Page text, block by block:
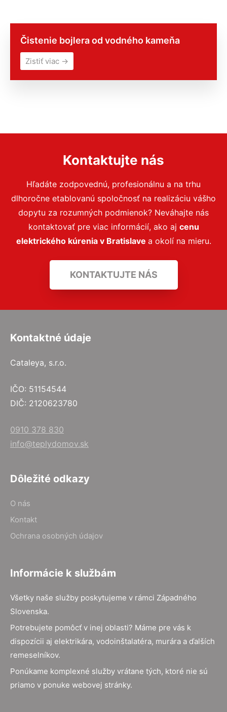
Čistenie bojlera od vodného kameňa
Zistiť viac →
Kontaktujte nás
Hľadáte zodpovednú, profesionálnu a na trhu
dlhoročne etablovanú spoločnosť na realizáciu vášho
dopytu za rozumných podmienok? Neváhajte nás
kontaktovať pre viac informácií, ako aj cenu
elektrického kúrenia v Bratislave a okolí na mieru.
KONTAKTUJTE NÁS
Kontaktné údaje
Cataleya, s.r.o.
IČO: 51154544
DIČ: 2120623780
0910 378 830
info@teplydomov.sk
Dôležité odkazy
O nás
Kontakt
Ochrana osobných údajov
Informácie k službám
Všetky naše služby poskytujeme v rámci Západného
Slovenska.
Potrebujete pomôcť v inej oblasti? Máme pre vás k
dispozícii aj elektrikára, vodoinštalatéra, murára a ďalších
remeselníkov.
Ponúkame komplexné služby vrátane tých, ktoré nie sú
priamo v ponuke webovej stránky.